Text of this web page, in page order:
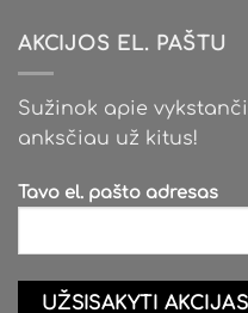
AKCIJOS EL. PAŠTU
Sužinok apie
anksčiau už kitus!
Tavo el. pašto adresas